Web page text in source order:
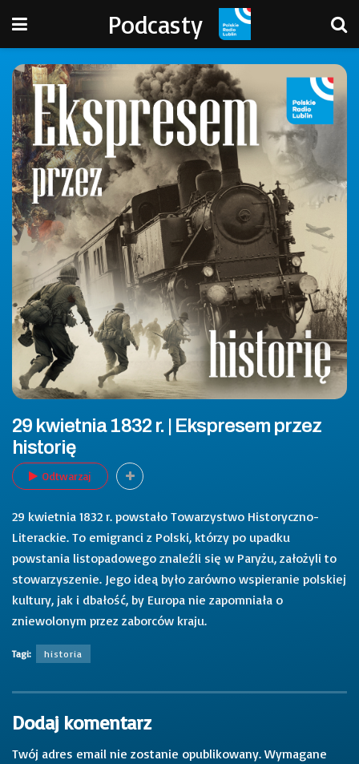
Podcasty
29 kwietnia 1832 r. | Ekspresem przez
historię
Odtwarzaj
29 kwietnia 1832 r. powstało Towarzystwo Historyczno-
Literackie. To emigranci z Polski, którzy po upadku
powstania listopadowego znaleźli się w Paryżu, założyli to
stowarzyszenie. Jego ideą było zarówno wspieranie polskiej
kultury, jak i dbałość, by Europa nie zapomniała o
zniewolonym przez zaborców kraju.
Tagi: historia
Dodaj komentarz
Twój adres email nie zostanie opublikowany. Wymagane